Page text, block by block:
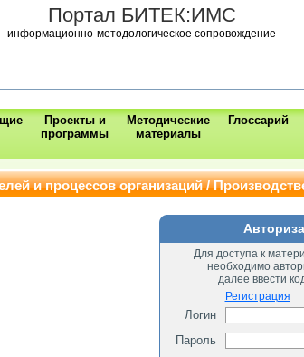
Портал БИТЕК:ИМС
информационно-методологическое сопровождение
Проекты и
программы
Методические
материалы
Глоссарий
и процессов организаций /
Для доступа к
необходимо
далее ввести
Регистрация
Логин
Пароль